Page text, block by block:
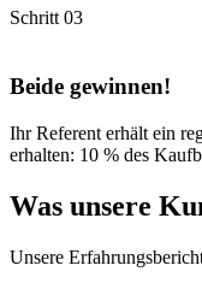
Schritt 03
Beide gewinnen!
Ihr Referent erhält ein
erhalten: 10 % des
Was unsere
Unsere